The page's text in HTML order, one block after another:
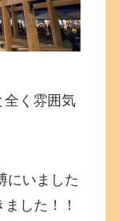
全く雰囲気
にいました
した！！